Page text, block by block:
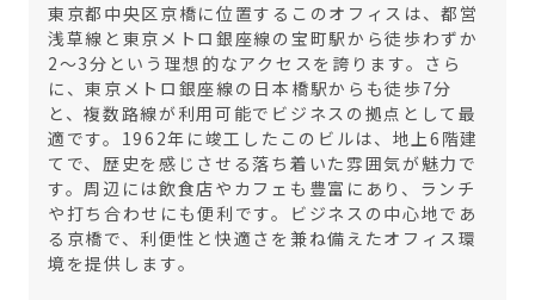
東京都中央区京橋に位置するこのオフィスは、都営
浅草線と東京メトロ銀座線の宝町駅から徒歩わずか
2～3分という理想的なアクセスを誇ります。さら
に、東京メトロ銀座線の日本橋駅からも徒歩7分
と、複数路線が利用可能でビジネスの拠点として最
適です。1962年に竣工したこのビルは、地上6階建
てで、歴史を感じさせる落ち着いた雰囲気が魅力で
す。周辺には飲食店やカフェも豊富にあり、ランチ
や打ち合わせにも便利です。ビジネスの中心地であ
る京橋で、利便性と快適さを兼ね備えたオフィス環
境を提供します。